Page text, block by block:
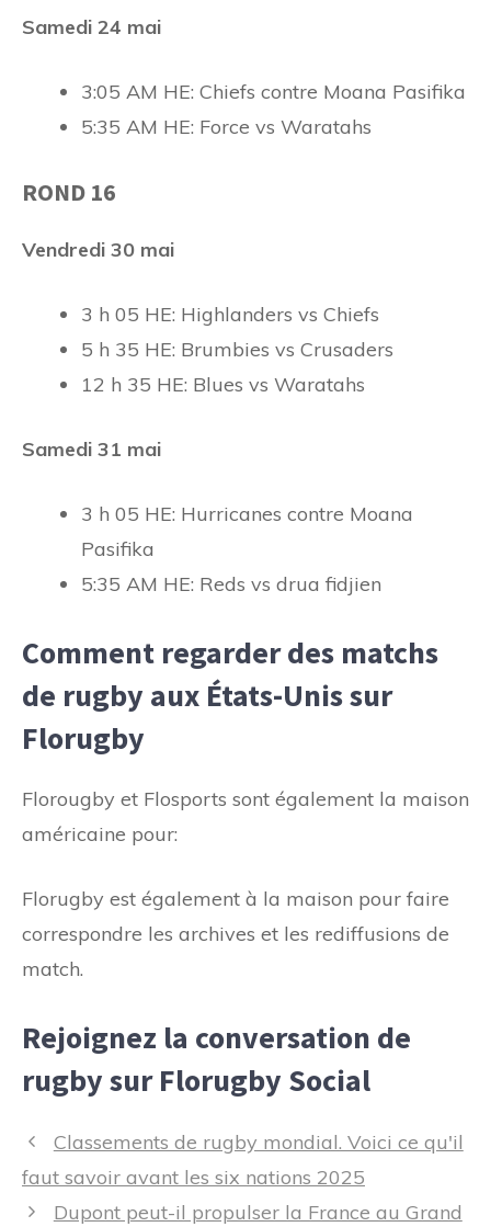
Samedi 24 mai
3:05 AM HE: Chiefs contre Moana Pasifika
5:35 AM HE: Force vs Waratahs
ROND 16
Vendredi 30 mai
3 h 05 HE: Highlanders vs Chiefs
5 h 35 HE: Brumbies vs Crusaders
12 h 35 HE: Blues vs Waratahs
Samedi 31 mai
3 h 05 HE: Hurricanes contre Moana
Pasifika
5:35 AM HE: Reds vs drua fidjien
Comment regarder des matchs
de rugby aux États-Unis sur
Florugby
Florougby et Flosports sont également la maison
américaine pour:
Florugby est également à la maison pour faire
correspondre les archives et les rediffusions de
match.
Rejoignez la conversation de
rugby sur Florugby Social
Navigation
des
Classements de rugby mondial. Voici ce qu'il
faut savoir avant les six nations 2025
Dupont peut-il propulser la France au Grand